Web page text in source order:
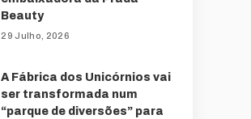
Beauty
29 Julho, 2026
A Fábrica dos Unicórnios vai
ser transformada num
“parque de diversões” para